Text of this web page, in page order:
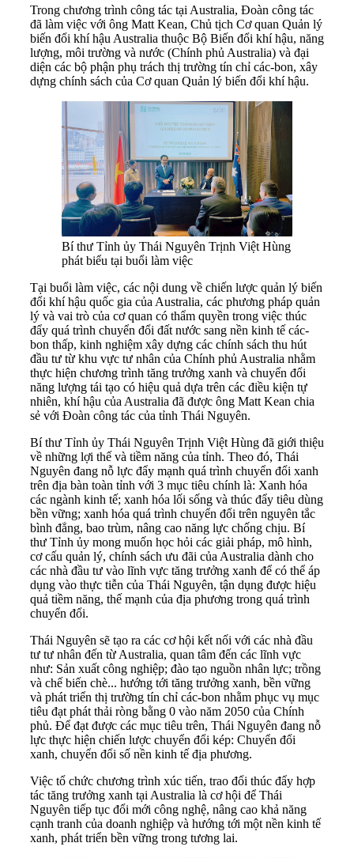
Trong chương trình công tác tại Australia, Đoàn công tác
đã làm việc với ông Matt Kean, Chủ tịch Cơ quan Quản lý
biến đổi khí hậu Australia thuộc Bộ Biến đổi khí hậu, năng
lượng, môi trường và nước (Chính phủ Australia) và đại
diện các bộ phận phụ trách thị trường tín chỉ các-bon, xây
dựng chính sách của Cơ quan Quản lý biến đổi khí hậu.
Bí thư Tỉnh ủy Thái Nguyên Trịnh Việt Hùng
phát biểu tại buổi làm việc
Tại buổi làm việc, các nội dung về chiến lược quản lý biến
đổi khí hậu quốc gia của Australia, các phương pháp quản
lý và vai trò của cơ quan có thẩm quyền trong việc thúc
đẩy quá trình chuyển đổi đất nước sang nền kinh tế các-
bon thấp, kinh nghiệm xây dựng các chính sách thu hút
đầu tư từ khu vực tư nhân của Chính phủ Australia nhằm
thực hiện chương trình tăng trưởng xanh và chuyển đổi
năng lượng tái tạo có hiệu quả dựa trên các điều kiện tự
nhiên, khí hậu của Australia đã được ông Matt Kean chia
sẻ với Đoàn công tác của tỉnh Thái Nguyên.
Bí thư Tỉnh ủy Thái Nguyên Trịnh Việt Hùng đã giới thiệu
về những lợi thế và tiềm năng của tỉnh. Theo đó, Thái
Nguyên đang nỗ lực đẩy mạnh quá trình chuyển đổi xanh
trên địa bàn toàn tỉnh với 3 mục tiêu chính là: Xanh hóa
các ngành kinh tế; xanh hóa lối sống và thúc đẩy tiêu dùng
bền vững; xanh hóa quá trình chuyển đổi trên nguyên tắc
bình đẳng, bao trùm, nâng cao năng lực chống chịu. Bí
thư Tỉnh ủy mong muốn học hỏi các giải pháp, mô hình,
cơ cấu quản lý, chính sách ưu đãi của Australia dành cho
các nhà đầu tư vào lĩnh vực tăng trưởng xanh để có thể áp
dụng vào thực tiễn của Thái Nguyên, tận dụng được hiệu
quả tiềm năng, thế mạnh của địa phương trong quá trình
chuyển đổi.
Thái Nguyên sẽ tạo ra các cơ hội kết nối với các nhà đầu
tư tư nhân đến từ Australia, quan tâm đến các lĩnh vực
như: Sản xuất công nghiệp; đào tạo nguồn nhân lực; trồng
và chế biến chè... hướng tới tăng trưởng xanh, bền vững
và phát triển thị trường tín chỉ các-bon nhằm phục vụ mục
tiêu đạt phát thải ròng bằng 0 vào năm 2050 của Chính
phủ. Để đạt được các mục tiêu trên, Thái Nguyên đang nỗ
lực thực hiện chiến lược chuyển đổi kép: Chuyển đổi
xanh, chuyển đổi số nền kinh tế địa phương.
Việc tổ chức chương trình xúc tiến, trao đổi thúc đẩy hợp
tác tăng trưởng xanh tại Australia là cơ hội để Thái
Nguyên tiếp tục đổi mới công nghệ, nâng cao khả năng
cạnh tranh của doanh nghiệp và hướng tới một nền kinh tế
xanh, phát triển bền vững trong tương lai.